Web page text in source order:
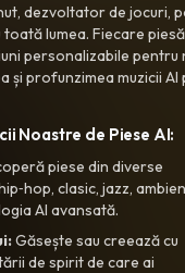
dezvoltator de jocuri,
lumea. Fiecare
personalizabile
profunzimea muzicii
Noastre de Piese AI:
piese din diverse
clasic, jazz,
AI avansată.
Găsește sau creează cu
de spirit de care ai